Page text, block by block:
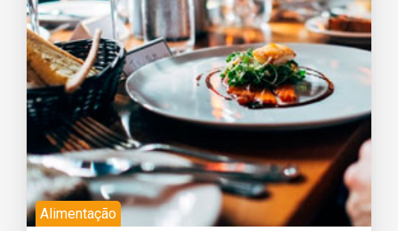
Alimentação